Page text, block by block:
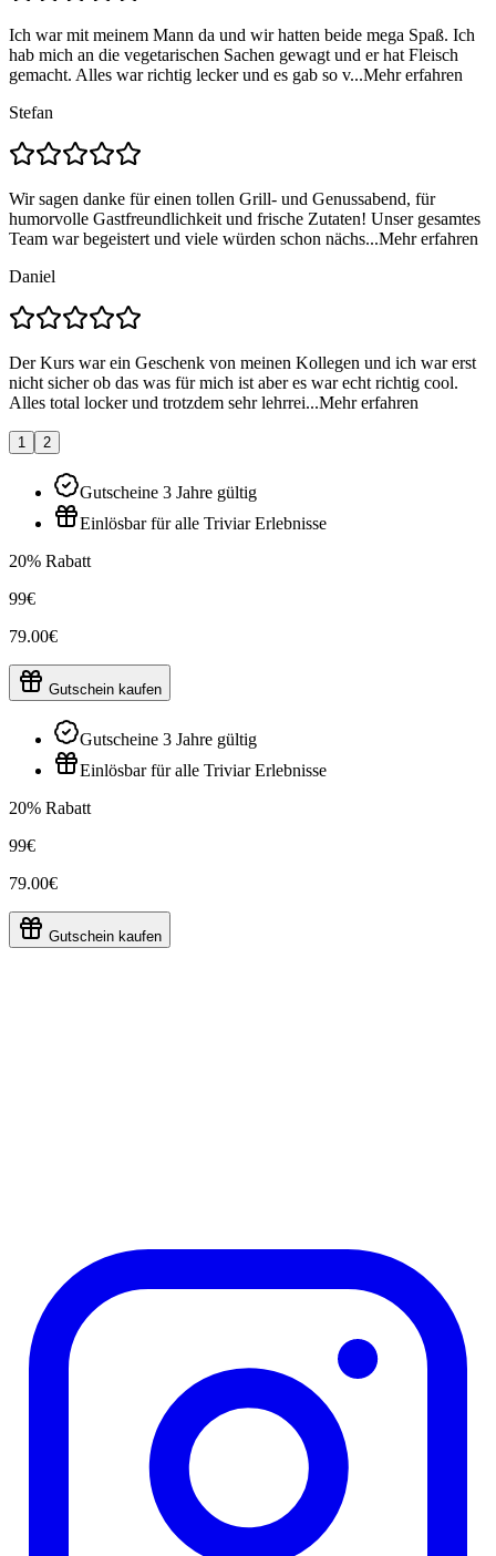
Ich war mit meinem Mann da und wir hatten beide mega Spaß. Ich
hab mich an die vegetarischen Sachen gewagt und er hat Fleisch
gemacht. Alles war richtig lecker und es gab so v...Mehr erfahren
Stefan
Wir sagen danke für einen tollen Grill- und Genussabend, für
humorvolle Gastfreundlichkeit und frische Zutaten! Unser gesamtes
Team war begeistert und viele würden schon nächs...Mehr erfahren
Daniel
Der Kurs war ein Geschenk von meinen Kollegen und ich war erst
nicht sicher ob das was für mich ist aber es war echt richtig cool.
Alles total locker und trotzdem sehr lehrrei...Mehr erfahren
1 2
Gutscheine 3 Jahre gültig
Einlösbar für alle Triviar Erlebnisse
20% Rabatt
99€
79.00€
Gutschein kaufen
Gutscheine 3 Jahre gültig
Einlösbar für alle Triviar Erlebnisse
20% Rabatt
99€
79.00€
Gutschein kaufen